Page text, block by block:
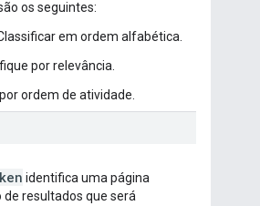
os seguintes:
em ordem alfabética.
por relevância.
ordem de atividade.
identifica uma página
resultados que será